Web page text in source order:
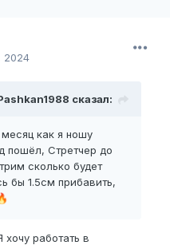
2024
сказал:
как я ношу
пошёл, Стретчер до
сколько будет
бы 1.5см прибавить,
хочу работать в